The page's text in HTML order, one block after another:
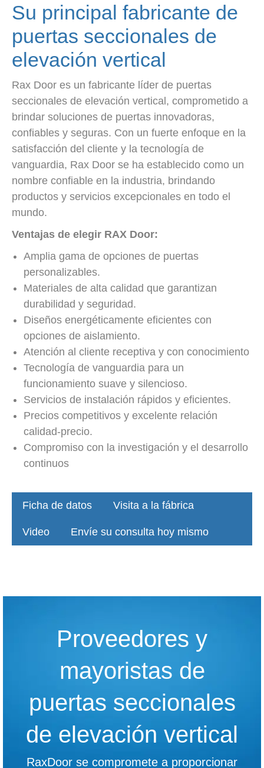
Su principal fabricante de
puertas seccionales de
elevación vertical
Rax Door es un fabricante líder de puertas
seccionales de elevación vertical, comprometido a
brindar soluciones de puertas innovadoras,
confiables y seguras. Con un fuerte enfoque en la
satisfacción del cliente y la tecnología de
vanguardia, Rax Door se ha establecido como un
nombre confiable en la industria, brindando
productos y servicios excepcionales en todo el
mundo.
Ventajas de elegir RAX Door:
Amplia gama de opciones de puertas
personalizables.
Materiales de alta calidad que garantizan
durabilidad y seguridad.
Diseños energéticamente eficientes con
opciones de aislamiento.
Atención al cliente receptiva y con conocimiento
Tecnología de vanguardia para un
funcionamiento suave y silencioso.
Servicios de instalación rápidos y eficientes.
Precios competitivos y excelente relación
calidad-precio.
Compromiso con la investigación y el desarrollo
continuos
Ficha de datos Visita a la fábrica
Video Envíe su consulta hoy mismo
Proveedores y
mayoristas de
puertas seccionales
de elevación vertical
RaxDoor se compromete a proporcionar